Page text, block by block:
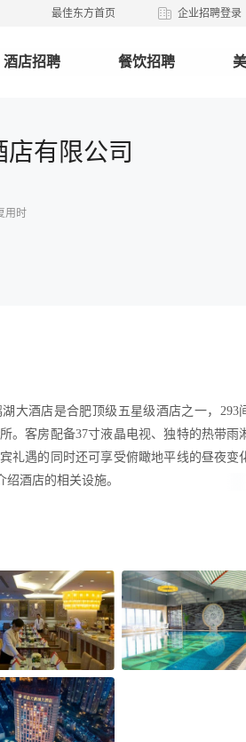
最佳东方首页 企业招聘登录
酒店招聘 餐饮招聘
有限公司
用时
酒店是合肥顶级五星级酒店之一，293
。客房配备37寸液晶电视、独特的热带雨
礼遇的同时还可享受俯瞰地平线的昼夜变
酒店的相关设施。
的私人聚会、会议、婚礼及商务会晤。.
语沟通能力。
生及有志于在酒店业发展的人士提供合适
我们将统一安排面试！
相关证书复印件及一寸照片。